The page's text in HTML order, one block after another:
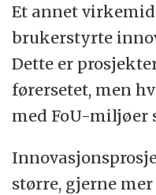
Et annet
brukerstyrte
Dette er
førersetet, men
med FoU-miljøer
større, gjerne